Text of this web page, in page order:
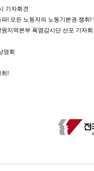
기자회견
! 모든 노동자의 노동기본권 쟁취
지역본부 폭염감시단 선포 기자
영회
취!